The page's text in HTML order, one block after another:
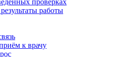
работы
к врачу